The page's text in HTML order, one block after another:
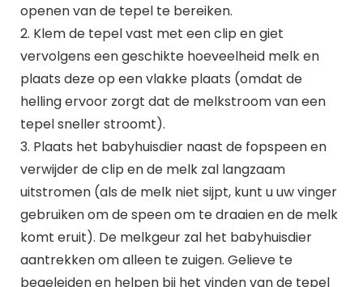
openen van de tepel te bereiken.
2. Klem de tepel vast met een clip en giet
vervolgens een geschikte hoeveelheid melk en
plaats deze op een vlakke plaats (omdat de
helling ervoor zorgt dat de melkstroom van een
tepel sneller stroomt).
3. Plaats het babyhuisdier naast de fopspeen en
verwijder de clip en de melk zal langzaam
uitstromen (als de melk niet sijpt, kunt u uw vinger
gebruiken om de speen om te draaien en de melk
komt eruit). De melkgeur zal het babyhuisdier
aantrekken om alleen te zuigen. Gelieve te
begeleiden en helpen bij het vinden van de tepel